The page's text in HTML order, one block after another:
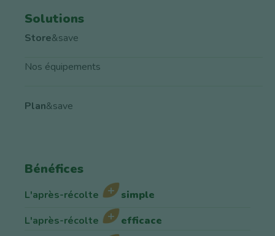
Solutions
Store&save
Nos équipements
Plan&save
Bénéfices
L'après-récolte
simple
L'après-récolte
efficace